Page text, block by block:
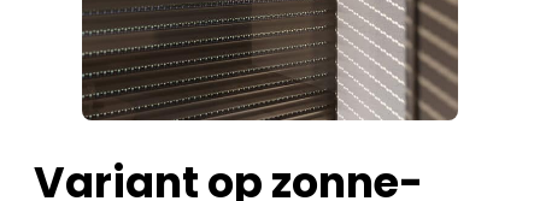
Variant op zonne-